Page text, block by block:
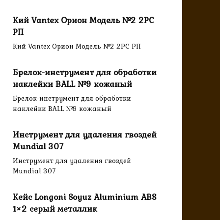
Кий Vantex Орион Модель №2 2PC
РП
Кий Vantex Орион Модель №2 2PC РП
Брелок-инструмент для обработки
наклейки BALL №9 кожаный
Брелок-инструмент для обработки
наклейки BALL №9 кожаный
Инструмент для удаления гвоздей
Mundial 307
Инструмент для удаления гвоздей
Mundial 307
Кейс Longoni Soyuz Aluminium ABS
1×2 серый металлик